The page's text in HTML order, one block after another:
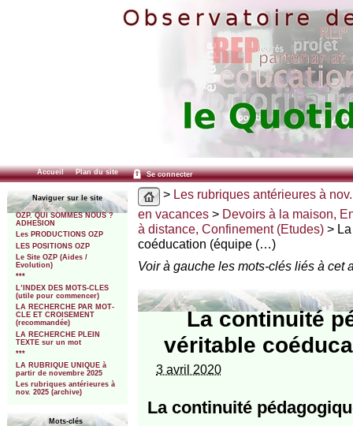
Accueil Plan du site Se connecter
Naviguer sur le site
OZP. QUI SOMMES NOUS ?
ADHESION
Les PRODUCTIONS OZP
LES POSITIONS OZP
Le Site OZP (Aides /
Evolution)
***
L’INDEX DES MOTS-CLES
(utile pour commencer)
LA RECHERCHE PAR MOT-
CLE ET CROISEMENT
(recommandée)
LA RECHERCHE PLEIN
TEXTE sur un mot
***
LA RUBRIQUE UNIQUE à
partir de novembre 2025
Les rubriques antérieures à
nov. 2025 (archive)
Mots-clés
> Les rubriques antérieures à
en vacances> Devoirs à la maison,
à distance, Confinement (Etudes)> La
coéducation (équipe (…)
Voir à gauche les mots-clés liés à cet
La continuité
véritable
3 avril 2020
La continuité